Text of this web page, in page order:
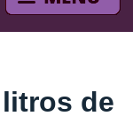
de